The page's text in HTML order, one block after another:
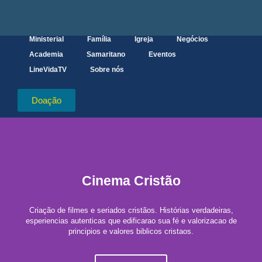
Ministerial Família Igreja
Negócios
Academia
Samaritano
Eventos
LineVidaTV
Sobre nós
Doação
Cinema Cristão
Criação de filmes e seriados cristãos. Histórias verdadeiras,
esperiencias autenticas que edificarao sua fé e valorizacao de
principios e valores biblicos cristaos.